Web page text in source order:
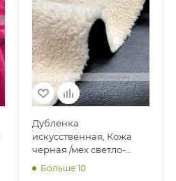
Дубленка
искусственная, Кожа
черная /мех светло-
бежевый (шерпа)
Больше 10